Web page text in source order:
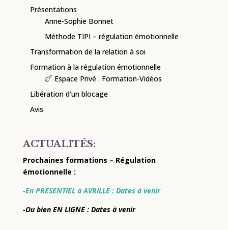
Présentations
Anne-Sophie Bonnet
Méthode TIPI – régulation émotionnelle
Transformation de la relation à soi
Formation à la régulation émotionnelle
Espace Privé : Formation-Vidéos
Libération d’un blocage
Avis
ACTUALITÉS:
Prochaines formations – Régulation
émotionnelle :
-En PRESENTIEL à AVRILLE : Dates à venir
-Ou bien EN LIGNE : Dates à venir